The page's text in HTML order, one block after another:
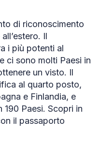
di riconoscimento
Il
i più potenti al
ci sono molti Paesi in
un visto. Il
al quarto posto,
e Finlandia, e
Paesi. Scopri in
il passaporto